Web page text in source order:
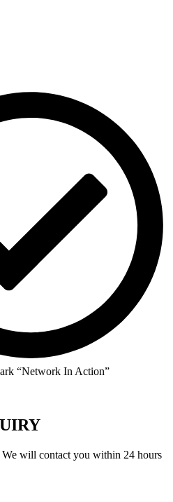
“Network In Action”
will contact you within 24 hours